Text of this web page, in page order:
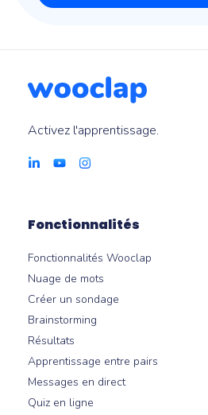
Activez l'apprentissage.
Fonctionnalités
Fonctionnalités Wooclap
Nuage de mots
Créer un sondage
Brainstorming
Résultats
Apprentissage entre pairs
Messages en direct
Quiz en ligne